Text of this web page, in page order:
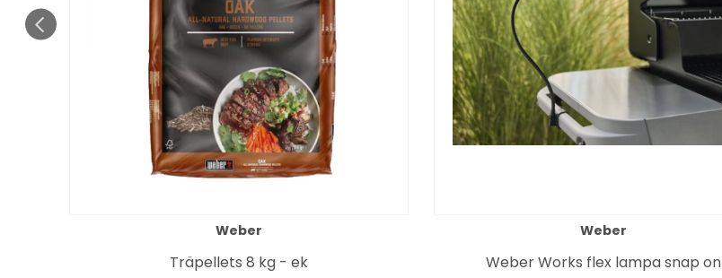
Weber
Träpellets 8 kg - ek
Weber
Weber Works flex lampa snap on